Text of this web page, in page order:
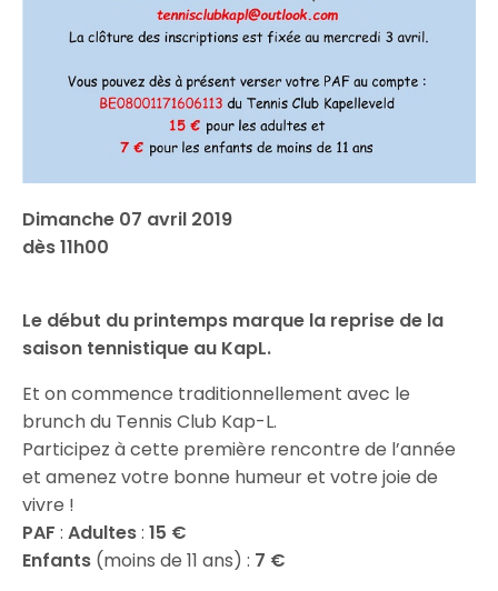
Dimanche 07 avril 2019
dès 11h00
Le début du printemps marque la reprise de la
saison tennistique au KapL.
Et on commence traditionnellement avec le
brunch du Tennis Club Kap-L.
Participez à cette première rencontre de l’année
et amenez votre bonne humeur et votre joie de
vivre !
PAF :Adultes:15 €
Enfants (moins de 11 ans) : 7 €